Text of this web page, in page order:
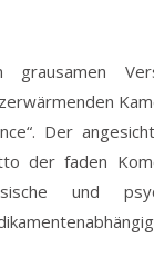
grausamen
Der
der faden
und